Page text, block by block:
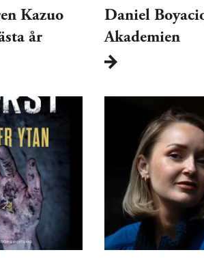
Kazuo
år
Daniel
Akademien